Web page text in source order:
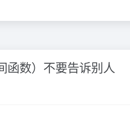
函数）不要告诉别人